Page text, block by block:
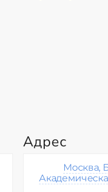
Адрес
Москва,